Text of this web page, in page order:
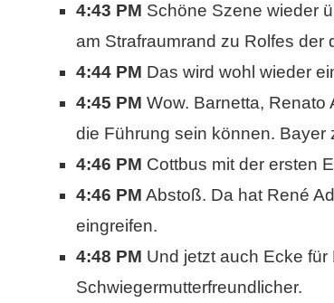
4:43 PM Schöne Szene wieder
am Strafraumrand zu Rolfes der
4:44 PM Das wird wohl wieder
4:45 PM Wow. Barnetta, Renato
die Führung sein können. Bayer
4:46 PM Cottbus mit der ersten
4:46 PM Abstoß. Da hat René
eingreifen.
4:48 PM Und jetzt auch Ecke
Schwiegermutterfreundlicher.